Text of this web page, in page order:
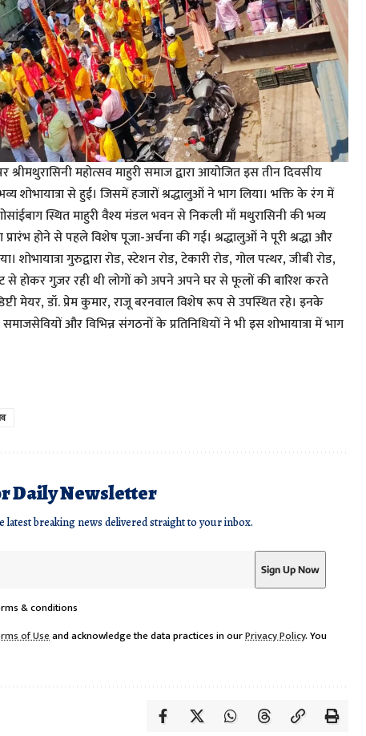
महोत्सव माहुरी समाज द्वारा आयोजित इस तीन दिवसीय
शोभायात्रा से हुई। जिसमें हजारों श्रद्धालुओं ने भाग लिया। भक्ति के रंग में
स्थित माहुरी वैश्य मंडल भवन से निकली माँ मथुरासिनी की भव्य
प्रारंभ होने से पहले विशेष पूजा-अर्चना की गई। श्रद्धालुओं ने पूरी श्रद्धा और
शोभायात्रा गुरुद्वारा रोड, स्टेशन रोड, टेकारी रोड, गोल पत्थर, जीबी रोड,
से होकर गुज़र रही थी लोगों को अपने अपने घर से फूलों की बारिश करते
मेयर, डॉ. प्रेम कुमार, राजू बरनवाल विशेष रूप से उपस्थित रहे। इनके
और विभिन्न संगठनों के प्रतिनिधियों ने भी इस शोभायात्रा में भाग
Daily Newsletter
latest breaking news delivered straight to your inbox.
& conditions
of Useand acknowledge the data practices in ourPrivacy Policy. You